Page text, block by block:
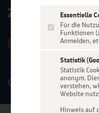
zakk Club
DÜSSELDORF
Fichtenstraße 40,
Essentielle
Für die
Funktionen
Anmelden,
Statistik
Statistik
anonym.
verstehen,
Website
Hinweis auf